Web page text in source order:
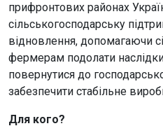
прифронтових районах
сільськогосподарську
відновлення, допомагаючи
фермерам подолати
повернутися до
забезпечити стабільне
Для кого?